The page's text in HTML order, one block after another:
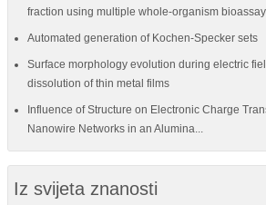
fraction using multiple whole-organism
Automated generation of Kochen-Specker sets
Surface morphology evolution during electric
dissolution of thin metal films
Influence of Structure on Electronic Charge
Nanowire Networks in an Alumina...
Iz svijeta znanosti